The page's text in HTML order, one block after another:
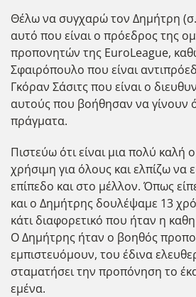
Θέλω να συγχαρώ τον Δημήτρη
αυτό που είναι ο πρόεδρος της
προπονητών της EuroLeague,
Σφαιρόπουλο που είναι
Γκόραν Σάσιτς που είναι ο
αυτούς που βοήθησαν να γίνουν
πράγματα.
Πιστεύω ότι είναι μια πολύ καλή
χρήσιμη για όλους και ελπίζω να
επίπεδο και στο μέλλον. Όπως
και ο Δημήτρης δουλέψαμε 13
κάτι διαφορετικό που ήταν η
Ο Δημήτρης ήταν ο βοηθός
εμπιστευόμουν, του έδινα
σταματήσει την προπόνηση το
εμένα.